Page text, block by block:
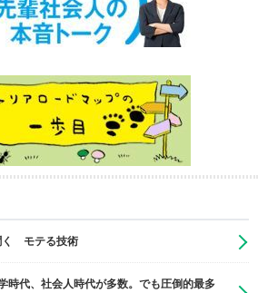
く モテる技術
時代、社会人時代が多数。でも圧倒的最多